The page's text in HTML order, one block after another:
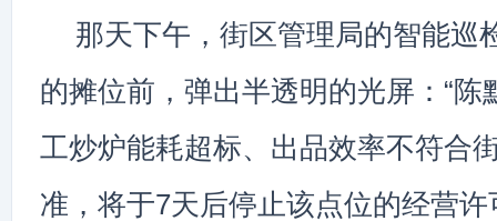
那天下午，街区管理局的智能巡
的摊位前，弹出半透明的光屏：“陈
工炒炉能耗超标、出品效率不符合
准，将于7天后停止该点位的经营许